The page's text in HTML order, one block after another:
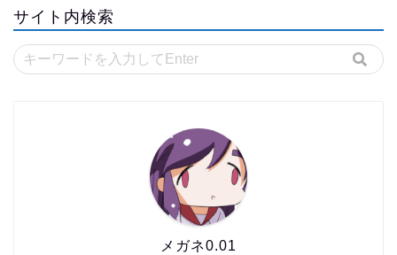
サイト内検索
メガネ0.01